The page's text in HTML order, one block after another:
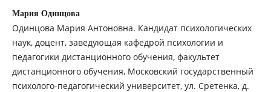
Мария Одинцова
Одинцова Мария Антоновна. Кандидат психологических
наук, доцент, заведующая кафедрой психологии и
педагогики дистанционного обучения, факультет
дистанционного обучения, Московский государственный
психолого-педагогический университет, ул. Сретенка, д.